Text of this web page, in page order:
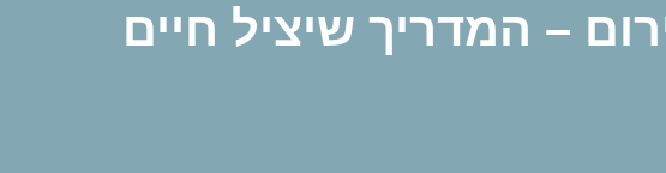
– המדריך שיציל חיים